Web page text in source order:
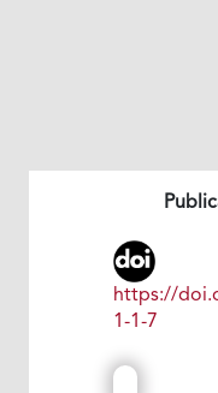
https://
1-1-7